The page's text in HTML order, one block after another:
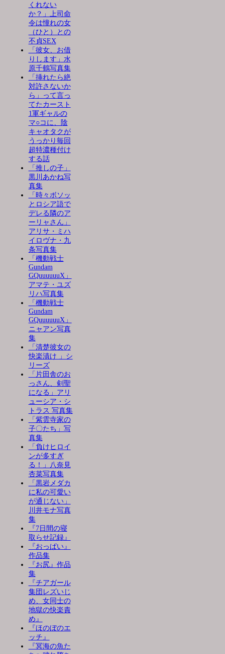
くれない
か？」上司命
令は憧れの女
（ひと）との
不貞SEX
「彼女、お借
りします」水
原千鶴写真集
「挿れたら絶
対許さないか
ら」って言っ
てたカースト
1軍ギャルの
マ○コに、陰
キャオタクが
うっかり毎回
超特濃種付け
する話
「推しの子」
黒川あかね写
真集
「時々ボソッ
とロシア語で
デレる隣のア
ーリャさん」
アリサ・ミハ
イロヴナ・九
条写真集
「機動戦士
Gundam
GQuuuuuuX」
アマテ・ユズ
リハ写真集
「機動戦士
Gundam
GQuuuuuuX」
ニャアン写真
集
「清楚彼女の
快楽漬け 」シ
リーズ
「片田舎のお
っさん、剣聖
になる」アリ
ューシア・シ
トラス 写真集
「紫雲寺家の
子〇たち」写
真集
「負けヒロイ
ンが多すぎ
る！」八奈見
杏菜写真集
「黒岩メダカ
に私の可愛い
が通じない」
川井モナ写真
集
『7日間の寝
取らせ記録』
『おっぱい』
作品集
『お尻』作品
集
『チアガール
集団レズいじ
め、女同士の
地獄の快楽責
め』
『ほのぼのエ
ッチ』
『冥海の魚た